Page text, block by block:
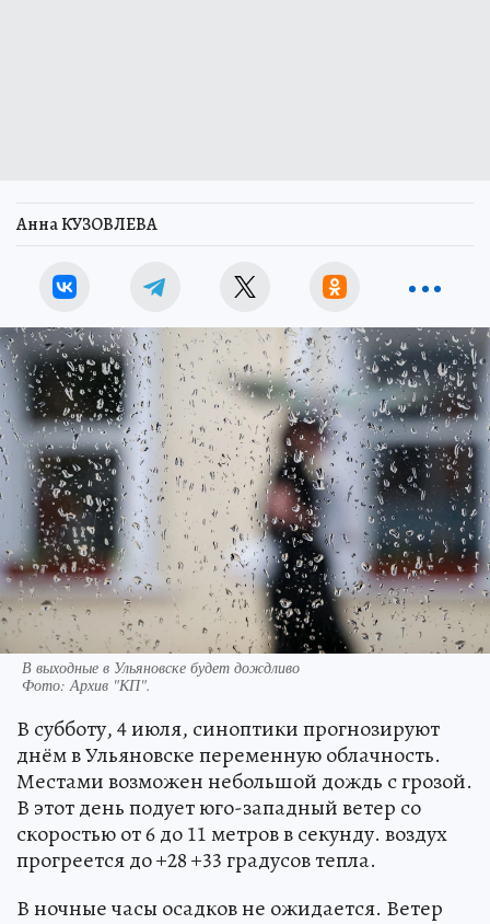
Анна КУЗОВЛЕВА
В выходные в Ульяновске будет дождливо
Фото:Архив "КП".
В субботу, 4 июля, синоптики прогнозируют
днём в Ульяновске переменную облачность.
Местами возможен небольшой дождь с грозой.
В этот день подует юго-западный ветер со
скоростью от 6 до 11 метров в секунду. воздух
прогреется до +28 +33 градусов тепла.
В ночные часы осадков не ожидается. Ветер